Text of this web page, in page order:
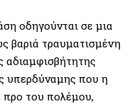
οδηγούνται σε μια
βαριά τραυματισμένη
αδιαμφισβήτητης
υπερδύναμης που η
προ του πολέμου,